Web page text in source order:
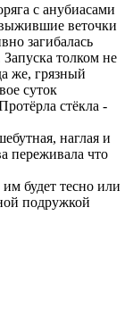
с анубиасами
веточки
загибалась
толком не
же, грязный
суток
стёкла -
наглая и
переживала что
будет тесно или
подружкой